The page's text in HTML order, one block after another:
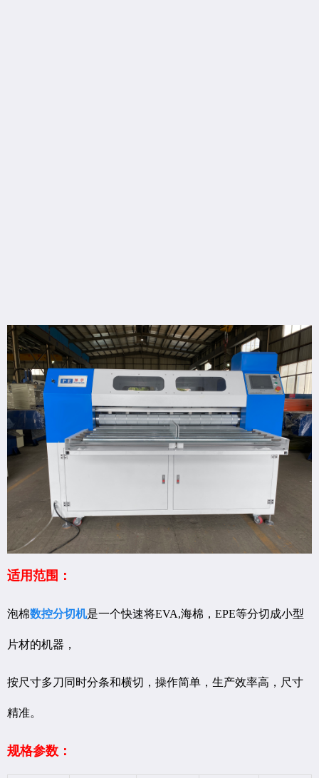
适用范围：
泡棉数控分切机是一个快速将EVA,海棉，EPE等分切成小型
片材的机器，
按尺寸多刀同时分条和横切，操作简单，生产效率高，尺寸
精准。
规格参数：